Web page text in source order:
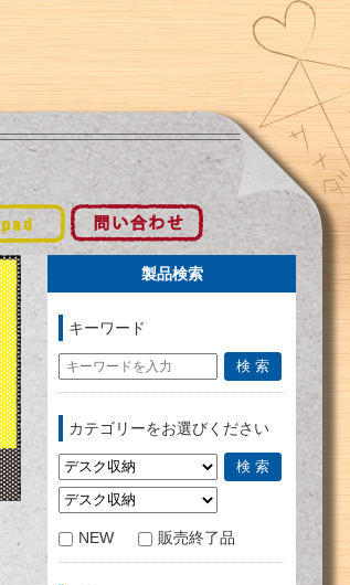
製品検索
キーワード
カテゴリーをお選びください
NEW 販売終了品